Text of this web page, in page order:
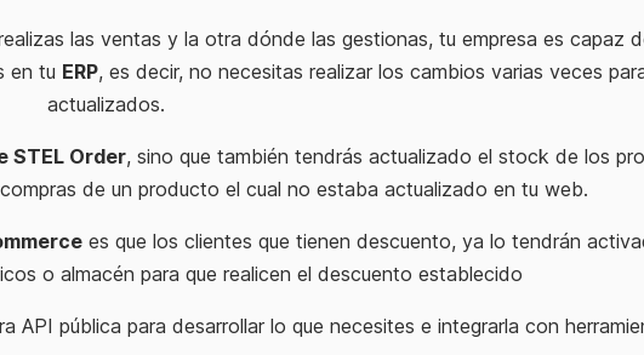
las ventas y la otra dónde las gestionas, tu empresa es capaz
en tu ERP, es decir, no necesitas realizar los cambios varias veces
actualizados.
STEL Order, sino que también tendrás actualizado el stock de los
de un producto el cual no estaba actualizado en tu web.
es que los clientes que tienen descuento, ya lo tendrán
o almacén para que realicen el descuento establecido
API pública para desarrollar lo que necesites e integrarla con